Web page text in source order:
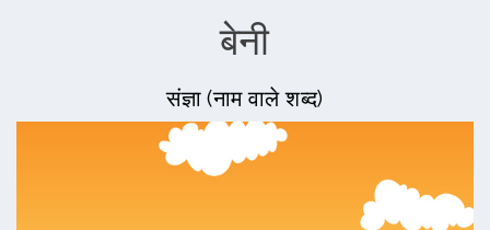
बेनी
संज्ञा (नाम वाले शब्द)